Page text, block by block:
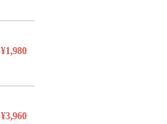
¥1,980
¥3,960